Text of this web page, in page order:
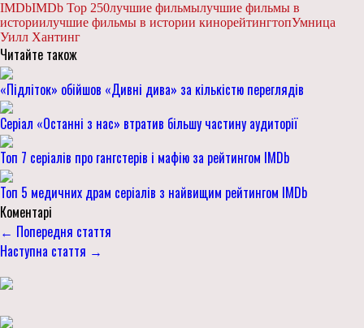
IMDbIMDb Top 250лучшие фильмылучшие фильмы в
историилучшие фильмы в истории кинорейтингтопУмница
Уилл Хантинг
Читайте також
«Підліток» обійшов «Дивні дива» за кількістю переглядів
Серіал «Останні з нас» втратив більшу частину аудиторії
Топ 7 серіалів про гангстерів і мафію за рейтингом IMDb
Топ 5 медичних драм серіалів з найвищим рейтингом IMDb
Коментарі
← Попередня стаття
Наступна стаття →